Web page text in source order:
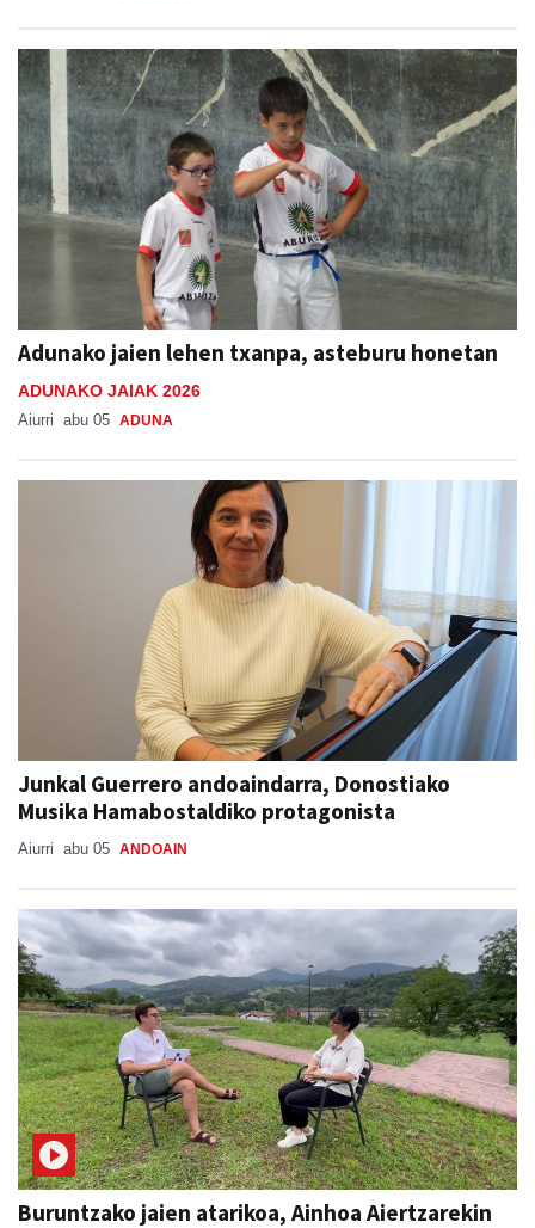
Adunako jaien lehen txanpa, asteburu honetan
ADUNAKO JAIAK 2026
Aiurri abu 05 ADUNA
Junkal Guerrero andoaindarra, Donostiako
Musika Hamabostaldiko protagonista
Aiurri abu 05 ANDOAIN
Buruntzako jaien atarikoa, Ainhoa Aiertzarekin